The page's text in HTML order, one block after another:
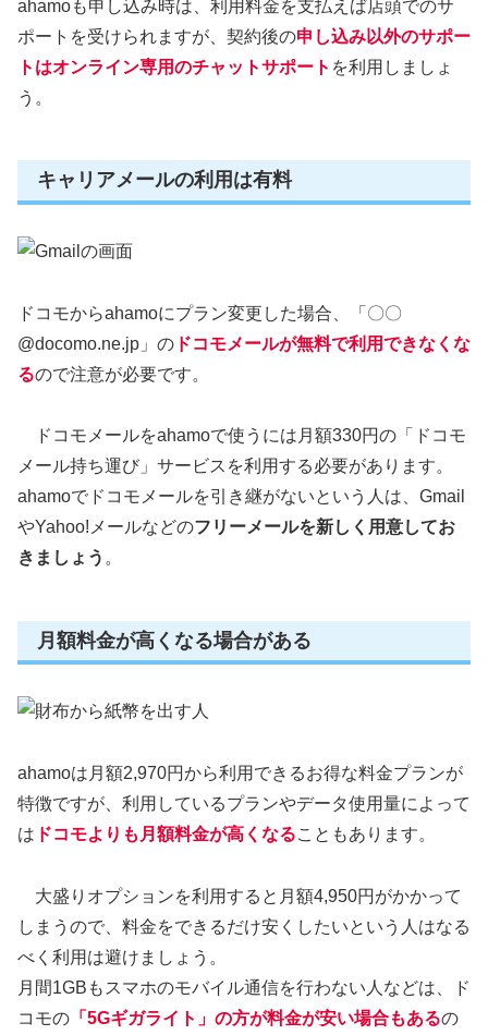
ahamoも申し込み時は、利用料金を支払えば店頭でのサ
ポートを受けられますが、契約後の申し込み以外のサポー
トはオンライン専用のチャットサポート を利用しましょ
う。
キャリアメールの利用は有料
ドコモからahamoにプラン変更した場合、「〇〇
@docomo.ne.jp」の ドコモメールが無料で利用できなくな
るので注意が必要です。
ドコモメールをahamoで使うには月額330円の「ドコモ
メール持ち運び」サービスを利用する必要があります。
ahamoでドコモメールを引き継がないという人は、Gmail
やYahoo!メールなどのフリーメールを新しく用意してお
きましょう 。
月額料金が高くなる場合がある
ahamoは月額2,970円から利用できるお得な料金プランが
特徴ですが、利用しているプランやデータ使用量によって
は ドコモよりも月額料金が高くなることもあります。
大盛りオプションを利用すると月額4,950円がかかって
しまうので、料金をできるだけ安くしたいという人はなる
べく利用は避けましょう。
月間1GBもスマホのモバイル通信を行わない人などは、ド
コモの 「5Gギガライト」の方が料金が安い場合もあるの